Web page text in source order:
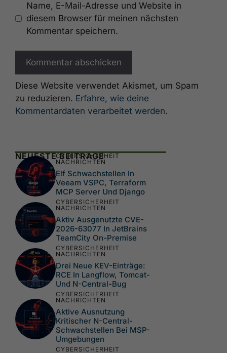
Name, E-Mail-Adresse und Website in
diesem Browser für meinen nächsten
Kommentar speichern.
Diese Website verwendet Akismet, um Spam
zu reduzieren. Erfahre, wie deine
Kommentardaten verarbeitet werden.
NEUESTE BEITRÄGE
CYBERSICHERHEIT
NACHRICHTEN
Elf Schwachstellen In
Veeam VSPC, Terraform
MCP Server Und Django
CYBERSICHERHEIT
NACHRICHTEN
Aktiv Ausgenutzte CVE-
2026-63077 In JetBrains
TeamCity On-Premise
CYBERSICHERHEIT
NACHRICHTEN
Drei Neue KEV-Einträge:
RCE In Langflow, Tomcat-
Und N-Central-Bug
CYBERSICHERHEIT
NACHRICHTEN
Aktive Ausnutzung
Kritischer N-Central-
Schwachstellen Bei MSP-
Umgebungen
CYBERSICHERHEIT